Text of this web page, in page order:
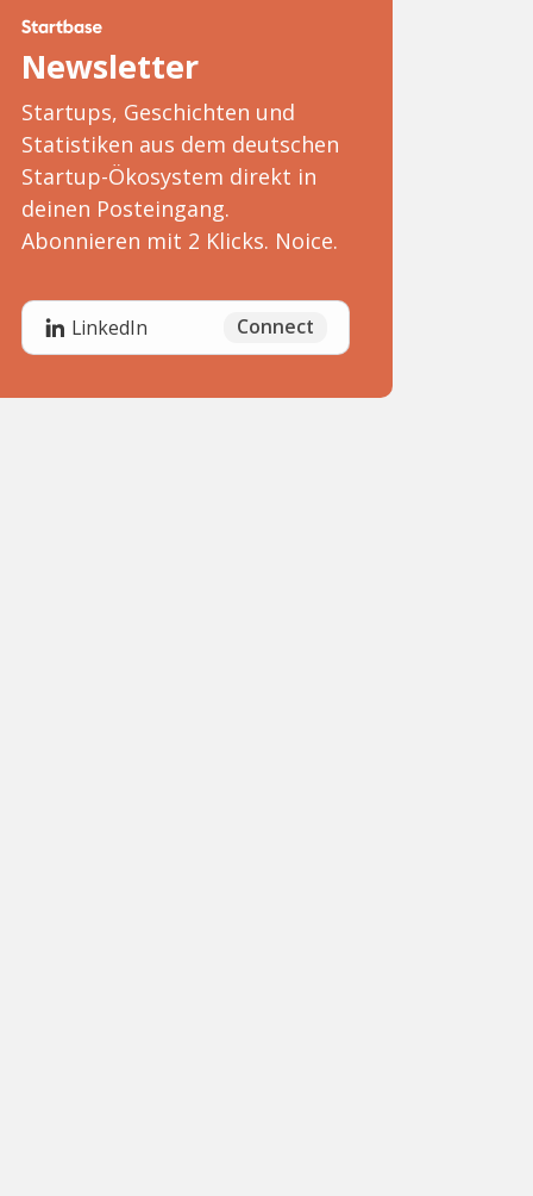
Newsletter
Startups, Geschichten und
Statistiken aus dem deutschen
Startup-Ökosystem direkt in
deinen Posteingang.
Abonnieren mit 2 Klicks. Noice.
LinkedIn Connect